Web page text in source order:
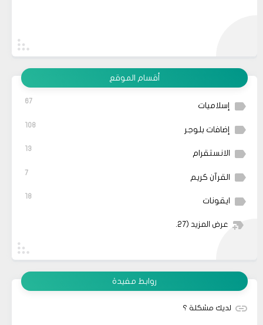
أقسام الموقع
إسلاميات 67
إضافات بلوجر 108
الانستقرام 13
القرآن كريم 7
ايقونات 18
عرض المزيد (27)
روابط مفيدة
لديك مشكلة ؟